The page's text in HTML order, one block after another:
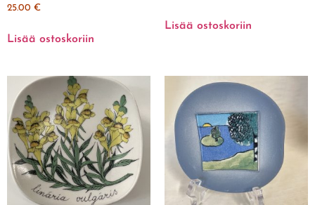
25.00 €
Lisää ostoskoriin
Lisää ostoskoriin